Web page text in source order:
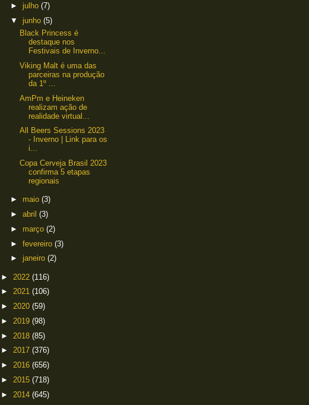
► julho (7)
▼ junho (5)
Black Princess é
destaque nos
Festivais de Inverno...
Viking Malt é uma das
parceiras na produção
da 1º ...
AmPm e Heineken
realizam ação de
realidade virtual...
All Beers Sessions 2023
- Inverno | Link para os
i...
Copa Cerveja Brasil 2023
confirma 5 etapas
regionais
► maio (3)
► abril (3)
► março (2)
► fevereiro (3)
► janeiro (2)
► 2022 (116)
► 2021 (106)
► 2020 (59)
► 2019 (98)
► 2018 (85)
► 2017 (376)
► 2016 (656)
► 2015 (718)
► 2014 (645)